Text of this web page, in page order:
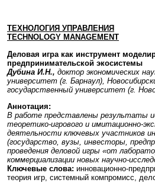
ТЕХНОЛОГИЯ УПРАВЛЕНИЯ
TECHNOLOGY MANAGEMENT
Деловая игра как инструмент
предпринимательской экосистемы
Дубина И.Н., доктор экономических
университет (г. Барнаул),
государственный университет (г.
Аннотация:
В работе представлены результаты
теоретико-игрового и имитационно-
деятельности ключевых участников
(государство, вузы, инвесторы,
проведения деловой игры «от
коммерциализации новых научно-
Ключевые слова: инновационно-
теория игр, системный компромисс,